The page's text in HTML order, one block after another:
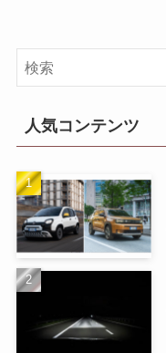
人気コンテンツ